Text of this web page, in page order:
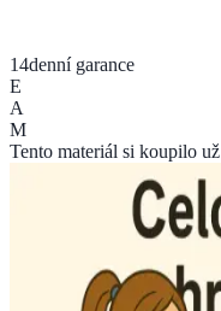
14denní garance
E
A
M
Tento materiál si koupilo už